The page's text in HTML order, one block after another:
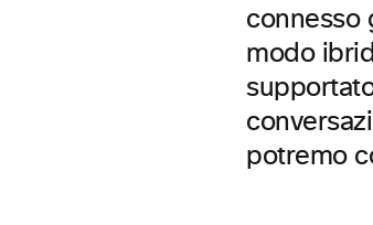
connesso
modo
potremo